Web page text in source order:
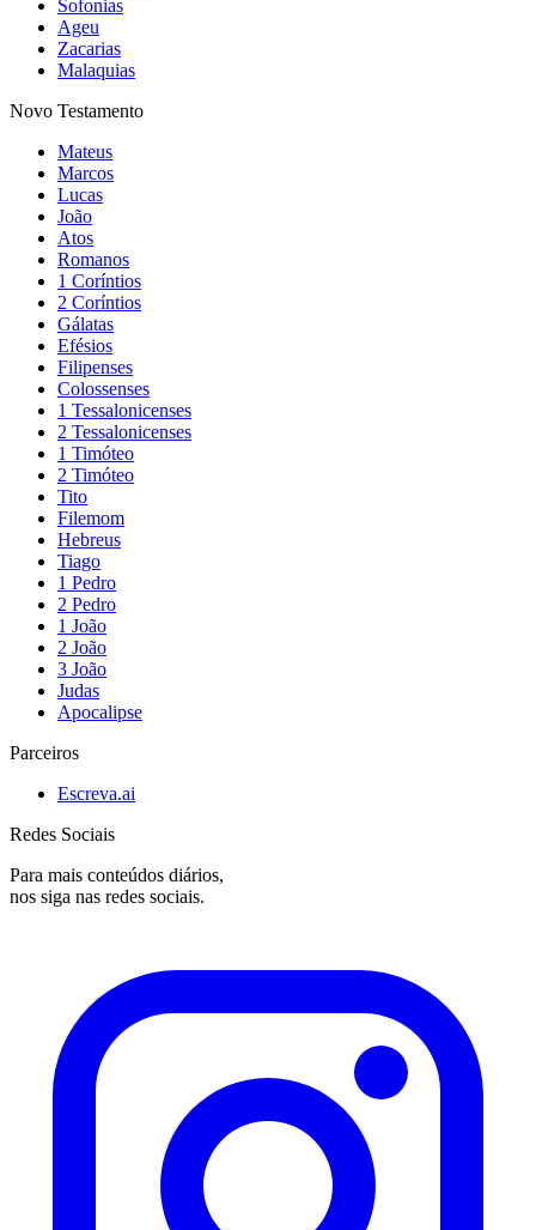
Sofonias
Ageu
Zacarias
Malaquias
Novo Testamento
Mateus
Marcos
Lucas
João
Atos
Romanos
1 Coríntios
2 Coríntios
Gálatas
Efésios
Filipenses
Colossenses
1 Tessalonicenses
2 Tessalonicenses
1 Timóteo
2 Timóteo
Tito
Filemom
Hebreus
Tiago
1 Pedro
2 Pedro
1 João
2 João
3 João
Judas
Apocalipse
Parceiros
Escreva.ai
Redes Sociais
Para mais conteúdos diários,
nos siga nas redes sociais.